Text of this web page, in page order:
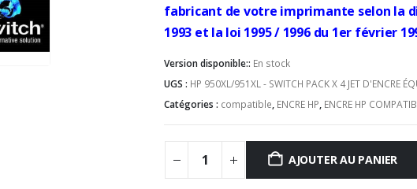
fabricant de votre imprimante selon la
1993 et la loi 1995 / 1996 du 1er février
Version disponible:: En stock
UGS : HP 950XL/951XL - SWITCH PACK X 4 JET D'ENCRE
Catégories : compatible, ENCRE HP, ENCRE HP
AJOUTER AU PANIER